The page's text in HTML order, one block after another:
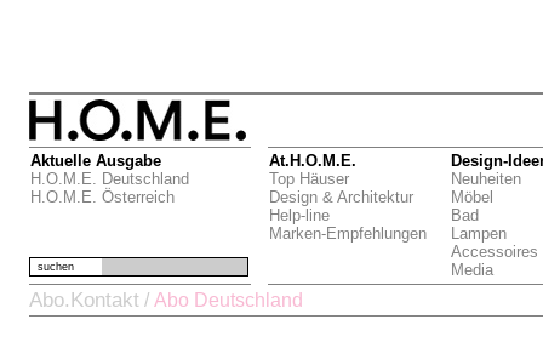
Aktuelle Ausgabe
H.O.M.E. Deutschland
H.O.M.E. Österreich
At.H.O.M.E.
Top Häuser
Design & Architektur
Help-line
Marken-Empfehlungen
Design-
Neuheiten
Möbel
Bad
Lampen
Accessoires
Media
suchen
Abo.Kontakt / Abo Deutschland